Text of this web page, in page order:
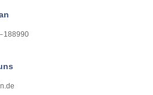
188990